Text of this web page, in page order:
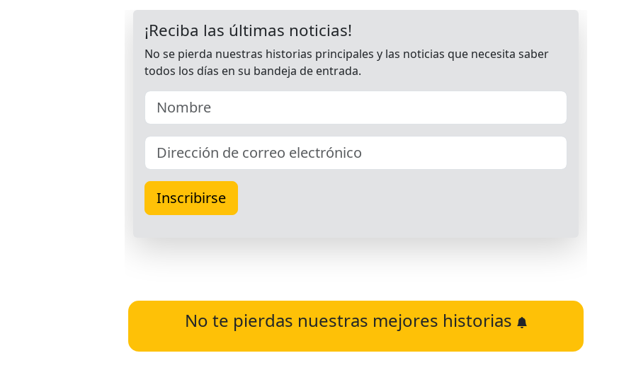
No te pierdas nuestras mejores historias